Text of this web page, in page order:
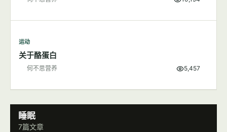
运动
关于酪蛋白
何不思营养 5,457
睡眠
7篇文章